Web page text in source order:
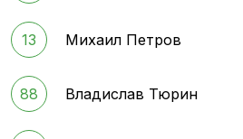
13 Михаил Петров
88 Владислав Тюрин